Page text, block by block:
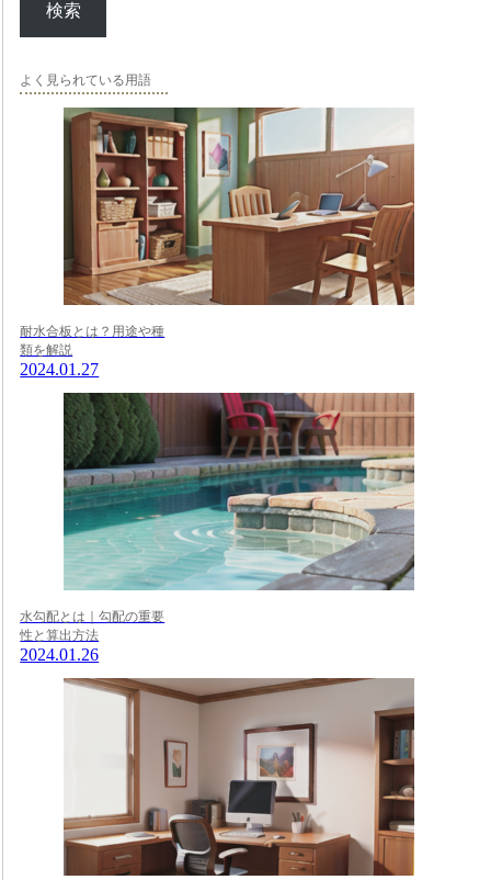
検索
よく見られている用語
耐水合板とは？用途や種
類を解説
2024.01.27
水勾配とは｜勾配の重要
性と算出方法
2024.01.26